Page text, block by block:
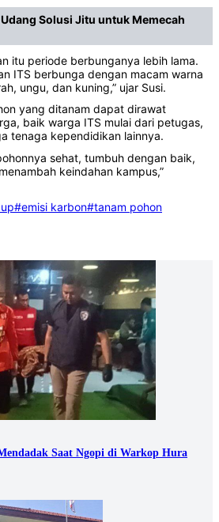
Solusi Jitu untuk Memecah
itu periode berbunganya lebih lama.
ITS berbunga dengan macam warna
ungu, dan kuning,” ujar Susi.
yang ditanam dapat dirawat
baik warga ITS mulai dari petugas,
tenaga kependidikan lainnya.
sehat, tumbuh dengan baik,
keindahan kampus,”
#emisi karbon#tanam pohon
Saat Ngopi di Warkop Hura